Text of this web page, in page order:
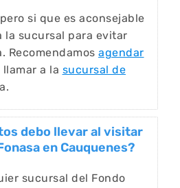
si que es aconsejable
la sucursal para evitar
Recomendamos agendar
a la sucursal de
debo llevar al visitar
en Cauquenes?
sucursal del Fondo